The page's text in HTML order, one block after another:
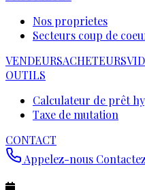
Nos proprietes
Secteurs coup de
VENDEURSACHETEURS
OUTILS
Calculateur de prêt
Taxe de mutation
CONTACT
Appelez-nous